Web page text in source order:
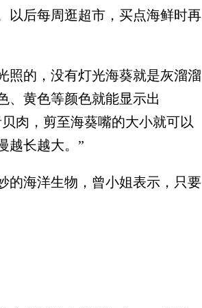
以后每周逛超市，买点海鲜时再
的，没有灯光海葵就是灰溜溜
、黄色等颜色就能显示出
肉，剪至海葵嘴的大小就可以
越长越大。”
海洋生物，曾小姐表示，只要